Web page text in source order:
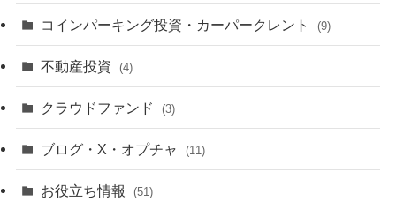
コインパーキング投資・カーパークレント (9)
不動産投資 (4)
クラウドファンド (3)
ブログ・X・オプチャ (11)
お役立ち情報 (51)